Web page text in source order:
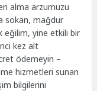
alma arzumuzu
sokan, mağdur
eğilim, yine etkili bir
kez alt
ödemeyin –
hizmetleri sunan
bilgilerini